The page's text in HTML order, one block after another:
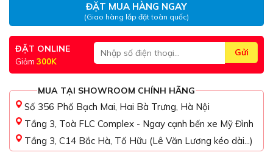
ĐẶT MUA HÀNG NGAY
(Giao hàng lắp đặt toàn quốc)
ĐẶT ONLINE
Giảm 300K
MUA TẠI SHOWROOM CHÍNH HÃNG
Số 356 Phố Bạch Mai, Hai Bà Trưng, Hà Nội
Tầng 3, Toà FLC Complex - Ngay cạnh bến xe Mỹ Đình
Tầng 3, C14 Bắc Hà, Tố Hữu (Lê Văn Lương kéo dài...)